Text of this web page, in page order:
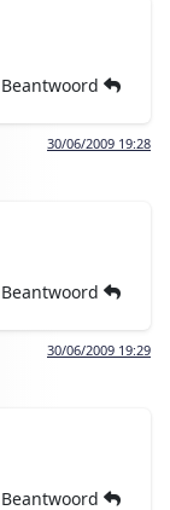
Beantwoord
30/06/2009 19:28
Beantwoord
30/06/2009 19:29
Beantwoord